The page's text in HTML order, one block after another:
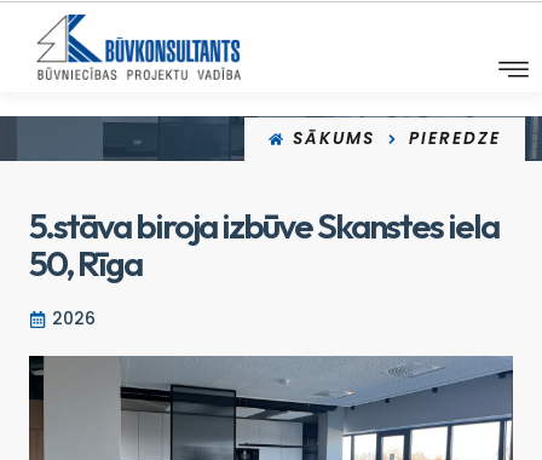
SĀKUMS PIEREDZE
5.stāva biroja izbūve Skanstes iela
50, Rīga
2026